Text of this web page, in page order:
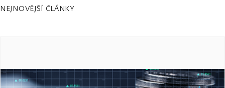
NEJNOVĚJŠÍ ČLÁNKY